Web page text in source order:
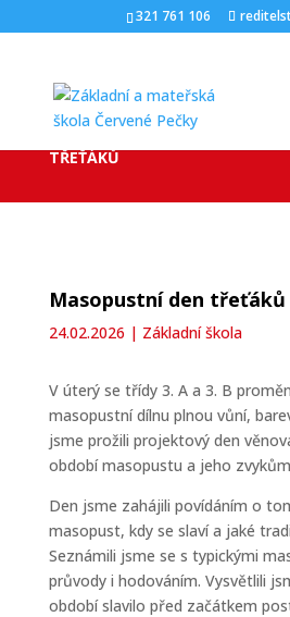
321 761 106
ÚVOD ZÁKLADNÍ ŠKOLA
TŘEŤÁKŮ
Masopustní den třeťáků
24.02.2026 | Základní škola
V úterý se třídy 3. A a 3. B
masopustní dílnu plnou vůní,
jsme prožili projektový den
období masopustu a jeho
Den jsme zahájili povídáním o
masopust, kdy se slaví a jaké
Seznámili jsme se s typickými
průvody i hodováním. Vysvětlili
období slavilo před začátkem